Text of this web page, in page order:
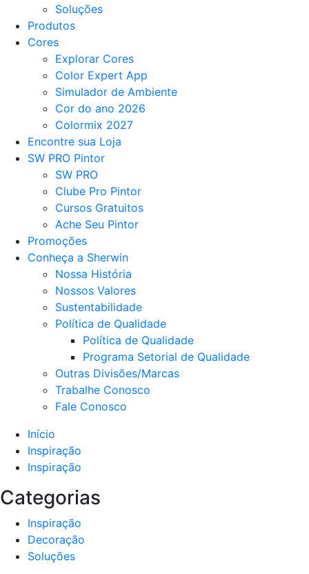
Soluções
Produtos
Cores
Explorar Cores
Color Expert App
Simulador de Ambiente
Cor do ano 2026
Colormix 2027
Encontre sua Loja
SW PRO Pintor
SW PRO
Clube Pro Pintor
Cursos Gratuitos
Ache Seu Pintor
Promoções
Conheça a Sherwin
Nossa História
Nossos Valores
Sustentabilidade
Política de Qualidade
Política de Qualidade
Programa Setorial de Qualidade
Outras Divisões/Marcas
Trabalhe Conosco
Fale Conosco
Início
Inspiração
Inspiração
Categorias
Inspiração
Decoração
Soluções